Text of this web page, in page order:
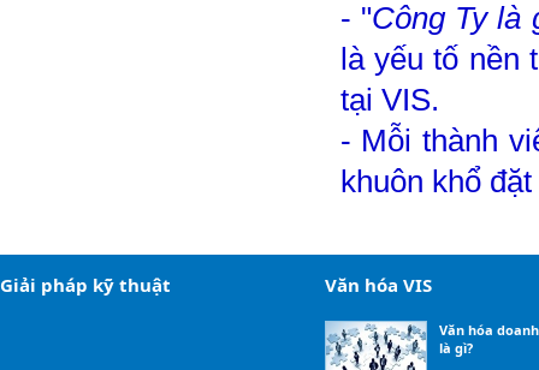
- "Công Ty là
là yếu tố
tại VIS.
- Mỗi thành
khuôn khổ
Giải pháp kỹ thuật Văn hóa VIS
Văn hóa
là gì?